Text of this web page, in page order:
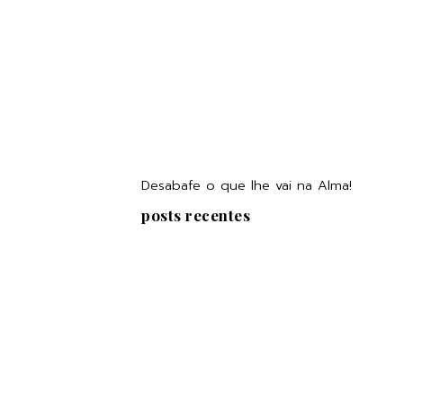
Desabafe o que lhe vai na Alma!
posts recentes